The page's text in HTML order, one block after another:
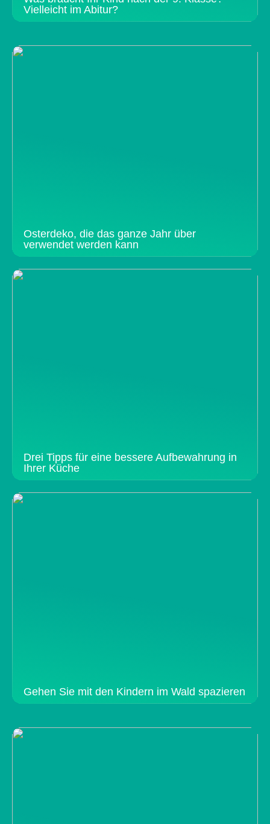
Vielleicht im Abitur?
Osterdeko, die das ganze Jahr über
verwendet werden kann
Drei Tipps für eine bessere Aufbewahrung in
Ihrer Küche
Gehen Sie mit den Kindern im Wald spazieren